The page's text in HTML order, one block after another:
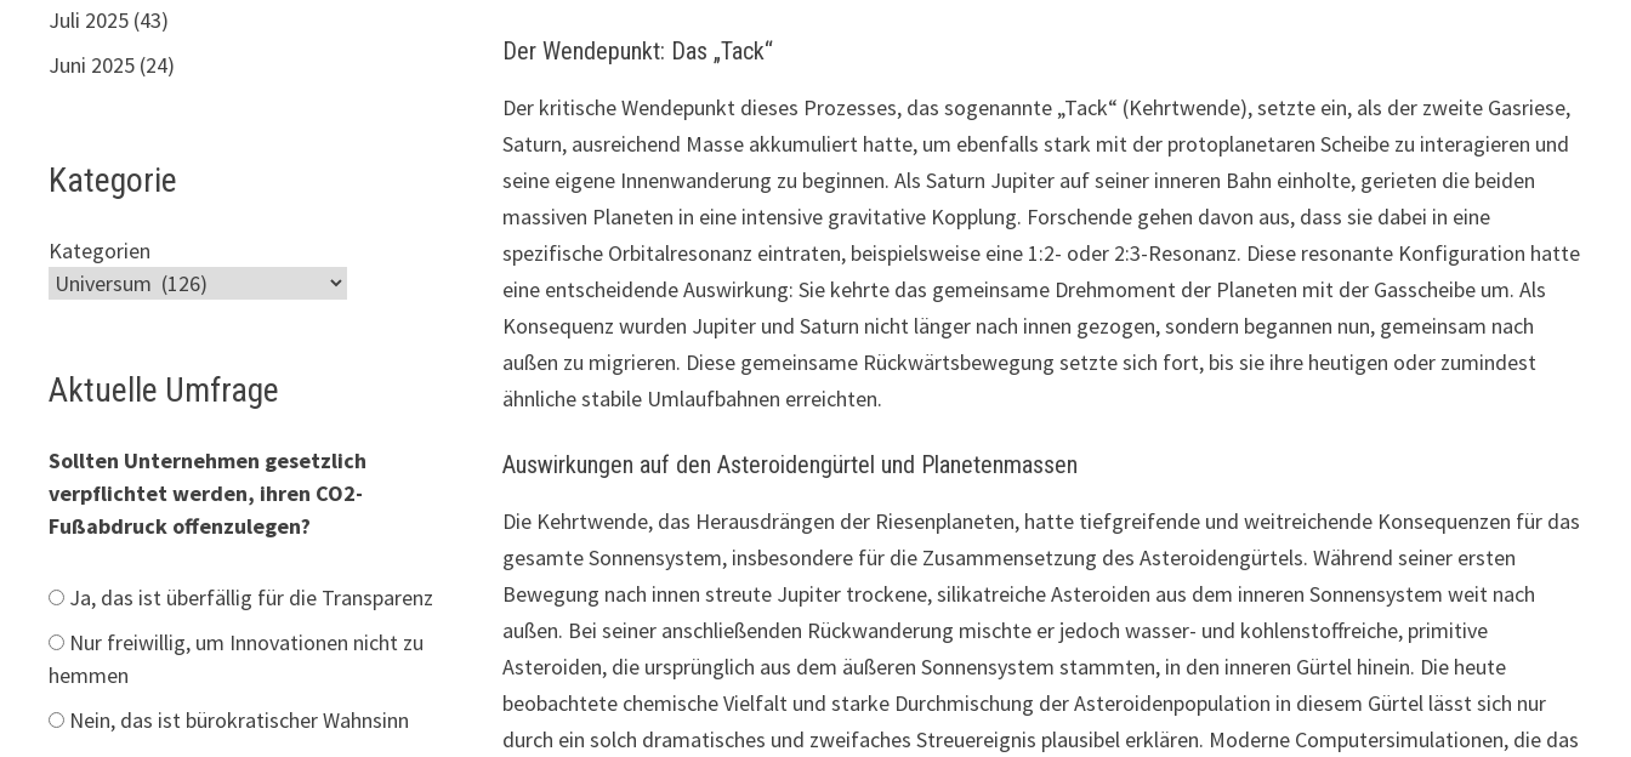
Der Wendepunkt: Das „Tack“
Der kritische Wendepunkt dieses Prozesses, das sogenannte „Tack“ (Kehrtwende), setzte ein, als der zweite Gasriese,
Saturn, ausreichend Masse akkumuliert hatte, um ebenfalls stark mit der protoplanetaren Scheibe zu interagieren und
seine eigene Innenwanderung zu beginnen. Als Saturn Jupiter auf seiner inneren Bahn einholte, gerieten die beiden
massiven Planeten in eine intensive gravitative Kopplung. Forschende gehen davon aus, dass sie dabei in eine
spezifische Orbitalresonanz eintraten, beispielsweise eine 1:2- oder 2:3-Resonanz. Diese resonante Konfiguration hatte
eine entscheidende Auswirkung: Sie kehrte das gemeinsame Drehmoment der Planeten mit der Gasscheibe um. Als
Konsequenz wurden Jupiter und Saturn nicht länger nach innen gezogen, sondern begannen nun, gemeinsam nach
außen zu migrieren. Diese gemeinsame Rückwärtsbewegung setzte sich fort, bis sie ihre heutigen oder zumindest
ähnliche stabile Umlaufbahnen erreichten.
Auswirkungen auf den Asteroidengürtel und Planetenmassen
Die Kehrtwende, das Herausdrängen der Riesenplaneten, hatte tiefgreifende und weitreichende Konsequenzen für das
gesamte Sonnensystem, insbesondere für die Zusammensetzung des Asteroidengürtels. Während seiner ersten
Bewegung nach innen streute Jupiter trockene, silikatreiche Asteroiden aus dem inneren Sonnensystem weit nach
außen. Bei seiner anschließenden Rückwanderung mischte er jedoch wasser- und kohlenstoffreiche, primitive
Asteroiden, die ursprünglich aus dem äußeren Sonnensystem stammten, in den inneren Gürtel hinein. Die heute
beobachtete chemische Vielfalt und starke Durchmischung der Asteroidenpopulation in diesem Gürtel lässt sich nur
durch ein solch dramatisches und zweifaches Streuereignis plausibel erklären. Moderne Computersimulationen, die das
Juli 2025 (43)
Juni 2025 (24)
Kategorie
Kategorien
Aktuelle Umfrage
Sollten Unternehmen gesetzlich
verpflichtet werden, ihren CO2-
Fußabdruck offenzulegen?
Ja, das ist überfällig für die Transparenz
Nur freiwillig, um Innovationen nicht zu
hemmen
Nein, das ist bürokratischer Wahnsinn